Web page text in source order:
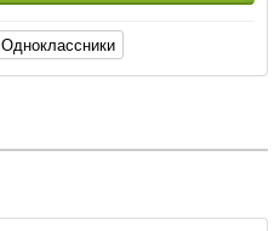
Одноклассники